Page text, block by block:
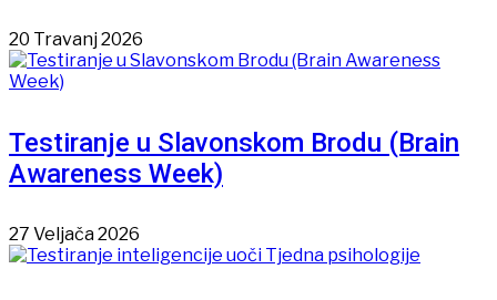
20 Travanj 2026
Testiranje u Slavonskom Brodu (Brain
Awareness Week)
27 Veljača 2026